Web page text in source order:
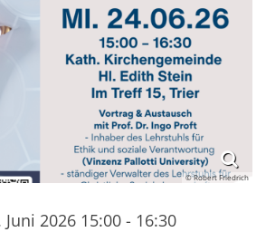
© Robert Friedrich
2026 15:00 - 16:30